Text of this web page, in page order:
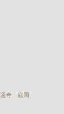
通寺 庭園